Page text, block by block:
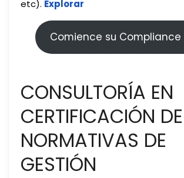
etc). Explorar
Comience su Compliance
CONSULTORÍA EN
CERTIFICACIÓN DE
NORMATIVAS DE
GESTIÓN